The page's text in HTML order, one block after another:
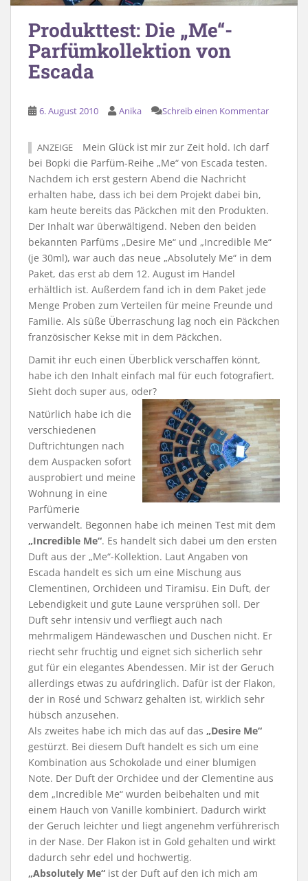
Produkttest: Die „Me“-
Parfümkollektion von
Escada
6. August 2010 Anika Schreib einen Kommentar
ANZEIGE
Mein Glück ist mir zur Zeit hold. Ich darf
bei Bopki die Parfüm-Reihe „Me“ von Escada testen.
Nachdem ich erst gestern Abend die Nachricht
erhalten habe, dass ich bei dem Projekt dabei bin,
kam heute bereits das Päckchen mit den Produkten.
Der Inhalt war überwältigend. Neben den beiden
bekannten Parfüms „Desire Me“ und „Incredible Me“
(je 30ml), war auch das neue „Absolutely Me“ in dem
Paket, das erst ab dem 12. August im Handel
erhältlich ist. Außerdem fand ich in dem Paket jede
Menge Proben zum Verteilen für meine Freunde und
Familie. Als süße Überraschung lag noch ein Päckchen
französischer Kekse mit in dem Päckchen.
Damit ihr euch einen Überblick verschaffen könnt,
habe ich den Inhalt einfach mal für euch fotografiert.
Sieht doch super aus, oder?
Natürlich habe ich die
verschiedenen
Duftrichtungen nach
dem Auspacken sofort
ausprobiert und meine
Wohnung in eine
Parfümerie
verwandelt. Begonnen habe ich meinen Test mit dem
„Incredible Me“. Es handelt sich dabei um den ersten
Duft aus der „Me“-Kollektion. Laut Angaben von
Escada handelt es sich um eine Mischung aus
Clementinen, Orchideen und Tiramisu. Ein Duft, der
Lebendigkeit und gute Laune versprühen soll. Der
Duft sehr intensiv und verfliegt auch nach
mehrmaligem Händewaschen und Duschen nicht. Er
riecht sehr fruchtig und eignet sich sicherlich sehr
gut für ein elegantes Abendessen. Mir ist der Geruch
allerdings etwas zu aufdringlich. Dafür ist der Flakon,
der in Rosé und Schwarz gehalten ist, wirklich sehr
hübsch anzusehen.
Als zweites habe ich mich das auf das „Desire Me“
gestürzt. Bei diesem Duft handelt es sich um eine
Kombination aus Schokolade und einer blumigen
Note. Der Duft der Orchidee und der Clementine aus
dem „Incredible Me“ wurden beibehalten und mit
einem Hauch von Vanille kombiniert. Dadurch wirkt
der Geruch leichter und liegt angenehm verführerisch
in der Nase. Der Flakon ist in Gold gehalten und wirkt
dadurch sehr edel und hochwertig.
„Absolutely Me“ ist der Duft auf den ich mich am